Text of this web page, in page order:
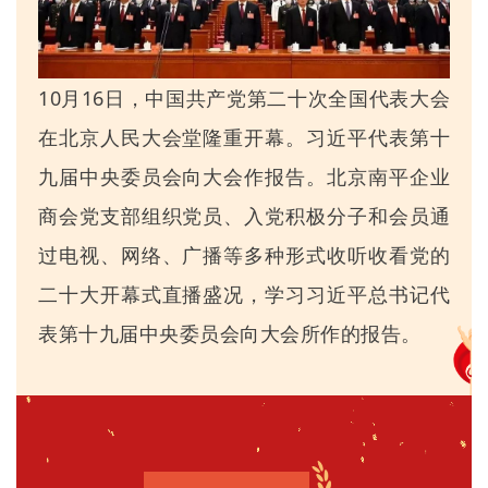
10月16日，中国共产党第二十次全国代表大会
在北京人民大会堂隆重开幕。习近平代表第十
九届中央委员会向大会作报告。北京南平企业
商会党支部组织党员、入党积极分子和会员通
过电视、网络、广播等多种形式收听收看党的
二十大开幕式直播盛况，学习习近平总书记代
表第十九届中央委员会向大会所作的报告。